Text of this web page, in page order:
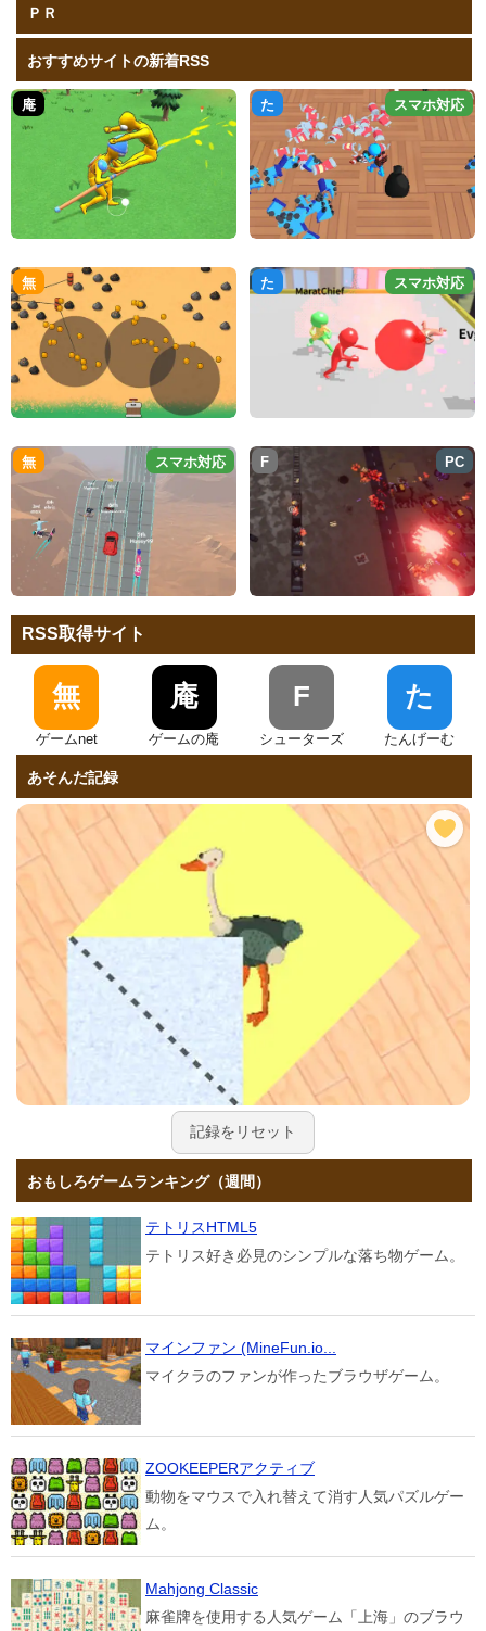
ＰＲ
おすすめサイトの新着RSS
庵 た スマホ対応
無 た スマホ対応
無 スマホ対応 F PC
RSS取得サイト
無
ゲームnet
庵
ゲームの庵
F
シューターズ
た
たんげーむ
あそんだ記録
記録をリセット
おもしろゲームランキング（週間）
テトリスHTML5
テトリス好き必見のシンプルな落ち物ゲーム。
マインファン (MineFun.io...
マイクラのファンが作ったブラウザゲーム。
ZOOKEEPERアクティブ
動物をマウスで入れ替えて消す人気パズルゲー
ム。
Mahjong Classic
麻雀牌を使用する人気ゲーム「上海」のブラウ